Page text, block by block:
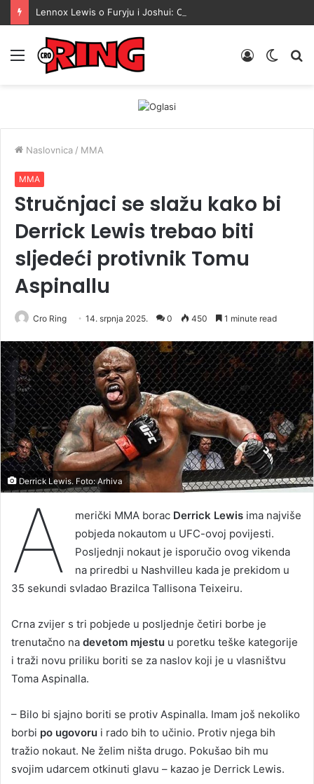
Menu
Switch
Prijava
Naslovnica / MMA
MMA
Stručnjaci se slažu kako bi
Derrick Lewis trebao biti
sljedeći protivnik Tomu
Aspinallu
Cro Ring 14. srpnja 2025. 0 450 1 minute read
Derrick Lewis. Foto: Arhiva
A merički MMA borac Derrick Lewisima najviše
pobjeda nokautom u UFC-ovoj povijesti.
Posljednji nokaut je isporučio ovog vikenda
na priredbi u Nashvilleu kada je prekidom u
35 sekundi svladao Brazilca Tallisona Teixeiru.
Crna zvijer s tri pobjede u posljednje četiri borbe je
trenutačno na devetom mjestu u poretku teške kategorije
i traži novu priliku boriti se za naslov koji je u vlasništvu
Toma Aspinalla.
– Bilo bi sjajno boriti se protiv Aspinalla. Imam još nekoliko
borbi po ugovoru i rado bih to učinio. Protiv njega bih
tražio nokaut. Ne želim ništa drugo. Pokušao bih mu
svojim udarcem otkinuti glavu – kazao je Derrick Lewis.